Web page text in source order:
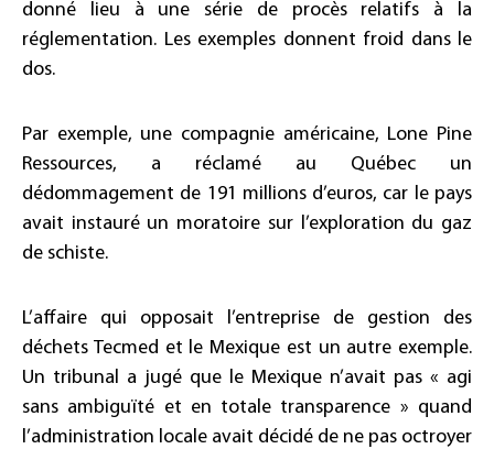
donné lieu à une série de procès relatifs à la
réglementation. Les exemples donnent froid dans le
dos.
Par exemple, une compagnie américaine, Lone Pine
Ressources, a réclamé au Québec un
dédommagement de 191 millions d’euros, car le pays
avait instauré un moratoire sur l’exploration du gaz
de schiste.
L’affaire qui opposait l’entreprise de gestion des
déchets Tecmed et le Mexique est un autre exemple.
Un tribunal a jugé que le Mexique n’avait pas « agi
sans ambiguïté et en totale transparence » quand
l’administration locale avait décidé de ne pas octroyer